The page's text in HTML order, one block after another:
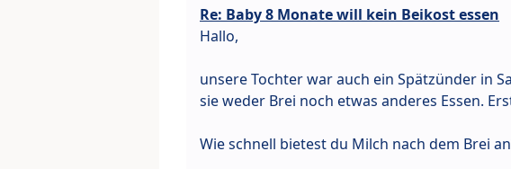
Re: Baby 8 Monate will kein Beikost essen
Hallo,
unsere Tochter war auch ein Spätzünder in
sie weder Brei noch etwas anderes Essen.
Wie schnell bietest du Milch nach dem Brei